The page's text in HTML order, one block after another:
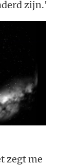
zijn.'
zegt me